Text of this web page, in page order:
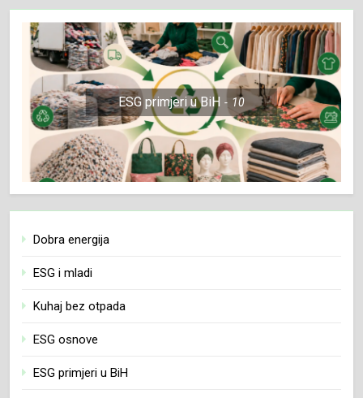
ESG primjeri u BiH 10
Dobra energija
ESG i mladi
Kuhaj bez otpada
ESG osnove
ESG primjeri u BiH